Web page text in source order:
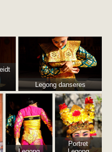
Legong danseres
Portret